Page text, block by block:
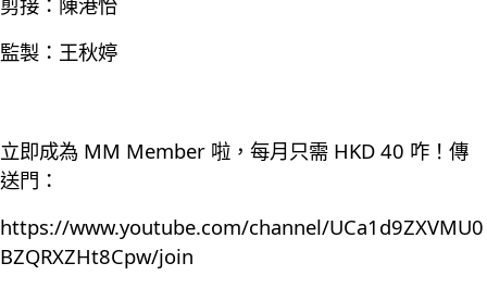
監製：王秋婷
立即成為 MM Member 啦，每月只需 HKD 40 咋！傳
送門：
https://www.youtube.com/channel/UCa1d9ZXVMU0
BZQRXZHt8Cpw/join